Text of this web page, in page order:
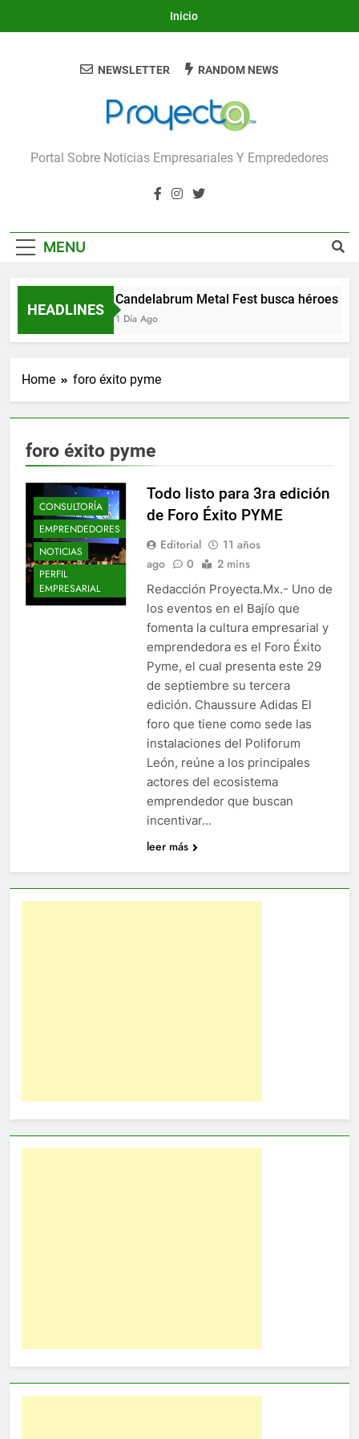
Inicio
Proyecta
Portal Sobre Noticias Empresariales Y Emprededores
NEWSLETTER RANDOM NEWS
MENU
HEADLINES
Candelabrum Metal Fest busca héroes de
1 Día Ago
Home foro éxito pyme
foro éxito pyme
CONSULTORÍA
EMPRENDEDORES
NOTICIAS
PERFIL
EMPRESARIAL
Todo listo para 3ra edición
de Foro Éxito PYME
Editorial
11 años
ago
0 2 mins
Redacción Proyecta.Mx.- Uno de
los eventos en el Bajío que
fomenta la cultura empresarial y
emprendedora es el Foro Éxito
Pyme, el cual presenta este 29
de septiembre su tercera
edición. Chaussure Adidas El
foro que tiene como sede las
instalaciones del Poliforum
León, reúne a los principales
actores del ecosistema
emprendedor que buscan
incentivar…
leer más